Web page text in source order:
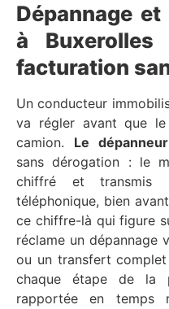
Dépannage
à
facturation
Un conducteur
va régler avant que
camion. Le dépanneur
sans dérogation : le
chiffré et transmis
téléphonique, bien
ce chiffre-là qui figure
réclame un dépannage
ou un transfert
chaque étape de la
rapportée en temps